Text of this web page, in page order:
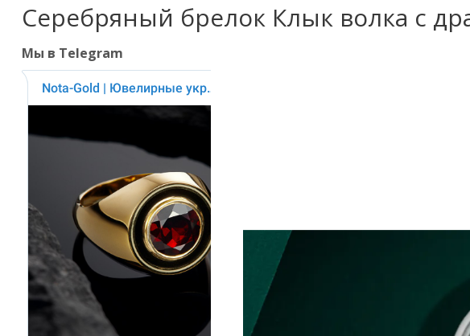
Серебряный брелок Клык волка с
Мы в Telegram